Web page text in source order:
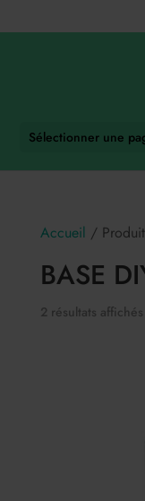
Sélectionner une
Accueil /
BASE
2 résultats affichés